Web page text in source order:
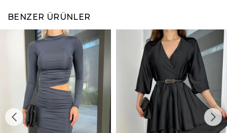
BENZER ÜRÜNLER